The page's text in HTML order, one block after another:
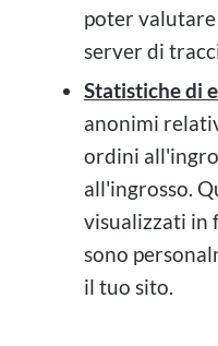
poter
server di
Statistiche di
anonimi
ordini
all'ingrosso.
visualizzati in
sono
il tuo sito.